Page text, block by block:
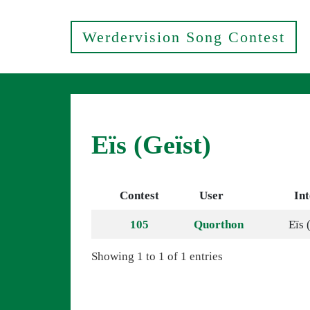
Werdervision Song Contest
Eïs (Geïst)
Contest User
105 Quorthon Eïs
Showing 1 to 1 of 1 entries